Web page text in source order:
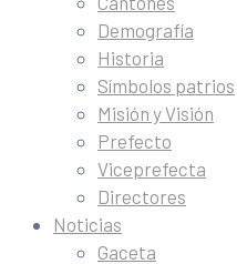
Demografía
Historia
Símbolos patrios
Misión y Visión
Prefecto
Viceprefecta
Directores
Noticias
Gaceta